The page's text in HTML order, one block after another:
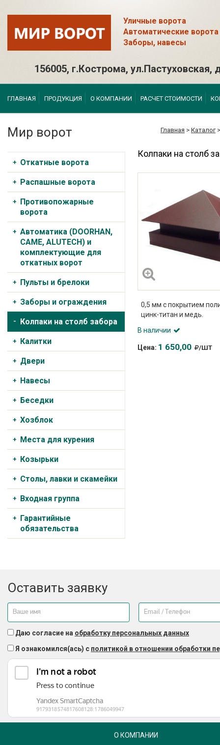
156005, г.Кострома, ул.Пастуховская,
Уличные ворота
Автоматические ворота
Заборы, навесы
ГЛАВНАЯ ПРОДУКЦИЯ О КОМПАНИИ РАСЧЕТ СТОИМОСТИ
Главная > Каталог
Колпаки на столб
0,5 мм с покрытием
цинк-титан и медь.
В наличии
Цена: 1 650,00 /ШТ
Мир ворот
Откатные ворота
Распашные ворота
Противопожарные
ворота
Автоматика (DOORHAN,
CAME, ALUTECH) и
комплектующие для
откатных ворот
Пульты и брелоки
Заборы и ограждения
Колпаки на столб забора
Калитки
Двери
Навесы
Беседки
Хозблок
Места для курения
Козырьки
Столы, лавки и скамейки
Входная группа
Гарантийные
обязательства
Оставить заявку
Даю согласие на обработку персональных данных
Я ознакомился(ась) с политикой в отношении обработки
О КОМПАНИИ